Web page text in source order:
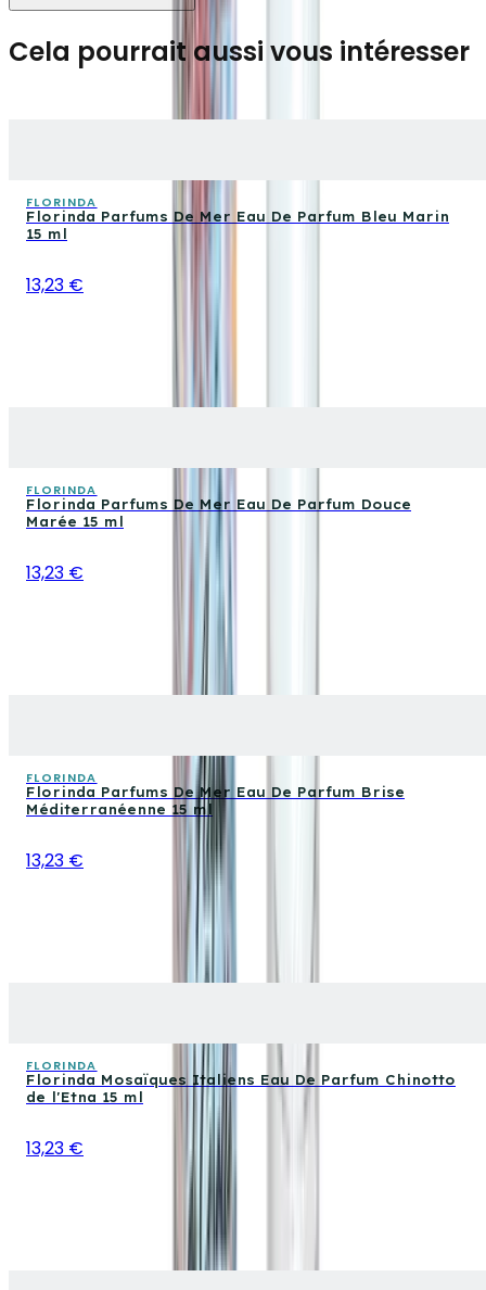
Cela pourrait aussi vous intéresser
FLORINDA
Florinda Parfums De Mer Eau De Parfum Bleu Marin
15 ml
13,23 €
FLORINDA
Florinda Parfums De Mer Eau De Parfum Douce
Marée 15 ml
13,23 €
FLORINDA
Florinda Parfums De Mer Eau De Parfum Brise
Méditerranéenne 15 ml
13,23 €
FLORINDA
Florinda Mosaïques Italiens Eau De Parfum Chinotto
de l'Etna 15 ml
13,23 €